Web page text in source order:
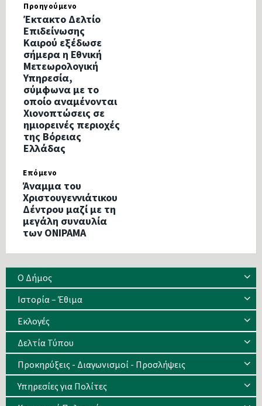
Προηγούμενο
Έκτακτο Δελτίο
Επιδείνωσης
Καιρού εξέδωσε
σήμερα η Εθνική
Μετεωρολογική
Υπηρεσία,
σύμφωνα με το
οποίο αναμένονται
Χιονοπτώσεις σε
ημιορεινές περιοχές
της Βόρειας
Ελλάδας
Επόμενο
Άναμμα του
Χριστουγεννιάτικου
Δέντρου μαζί με τη
μεγάλη συναυλία
των ΟΝΙΡΑΜΑ
Ο Δήμος
Ιστορία – Έθιμα
Eκλογές
Δελτία Τύπου
Προκηρύξεις - Διαγωνισμοί - Προσλήψεις
Υπηρεσίες για Πολίτες